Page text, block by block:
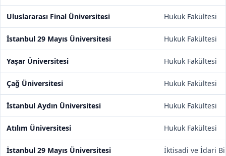
Uluslararası Final Üniversitesi Hukuk Fakültesi
İstanbul 29 Mayıs Üniversitesi Hukuk Fakültesi
Yaşar Üniversitesi Hukuk Fakültesi
Çağ Üniversitesi Hukuk Fakültesi
İstanbul Aydın Üniversitesi Hukuk Fakültesi
Atılım Üniversitesi Hukuk Fakültesi
İstanbul 29 Mayıs Üniversitesi İktisadi ve İdari